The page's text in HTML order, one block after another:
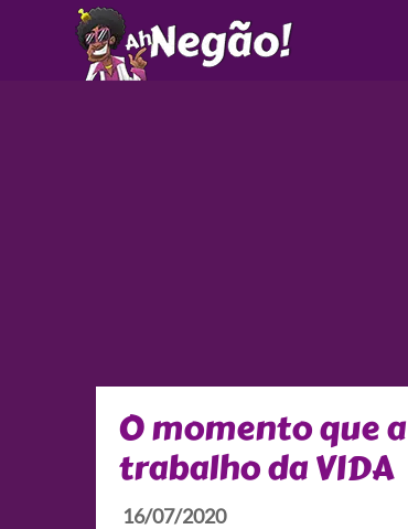
O momento que
trabalho da VIDA
16/07/2020